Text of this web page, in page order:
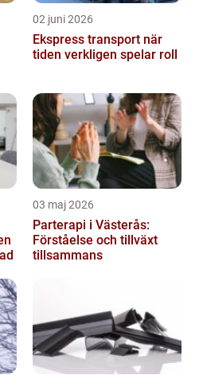
02 juni 2026
Ekspress transport när
tiden verkligen spelar roll
03 maj 2026
Parterapi i Västerås:
Förståelse och tillväxt
tillsammans